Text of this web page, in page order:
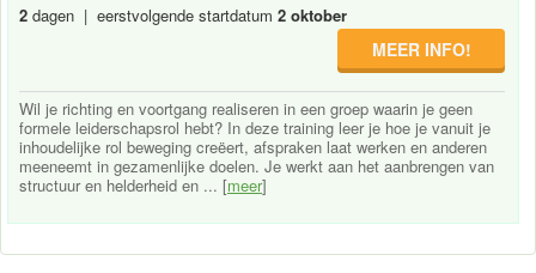
2 dagen | eerstvolgende startdatum 2 oktober
MEER INFO!
Wil je richting en voortgang realiseren in een groep waarin je geen
formele leiderschapsrol hebt? In deze training leer je hoe je vanuit je
inhoudelijke rol beweging creëert, afspraken laat werken en anderen
meeneemt in gezamenlijke doelen. Je werkt aan het aanbrengen van
structuur en helderheid en ... [meer]